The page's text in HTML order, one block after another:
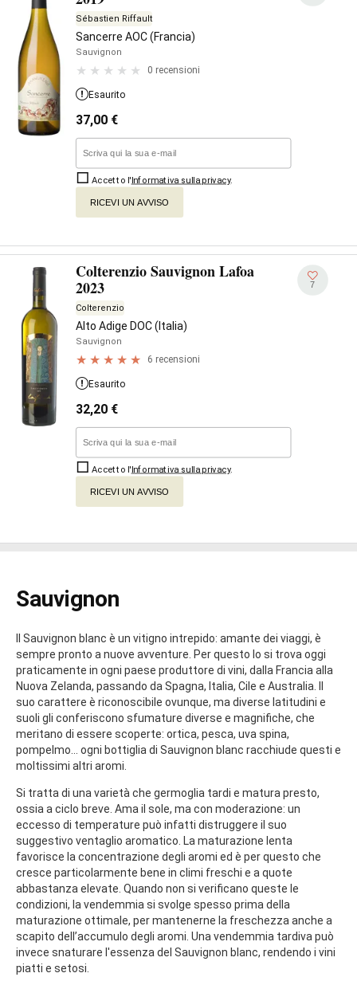
Sébastien Riffault
Sancerre AOC (Francia)
Sauvignon
0 recensioni
Esaurito
37,00 €
Accetto l'Informativa sulla privacy.
RICEVI UN AVVISO
Colterenzio Sauvignon Lafoa
2023
Colterenzio
Alto Adige DOC (Italia)
Sauvignon
6 recensioni
7
Esaurito
32,20 €
Accetto l'Informativa sulla privacy.
RICEVI UN AVVISO
Sauvignon
Il Sauvignon blanc è un vitigno intrepido: amante dei viaggi, è
sempre pronto a nuove avventure. Per questo lo si trova oggi
praticamente in ogni paese produttore di vini, dalla Francia alla
Nuova Zelanda, passando da Spagna, Italia, Cile e Australia. Il
suo carattere è riconoscibile ovunque, ma diverse latitudini e
suoli gli conferiscono sfumature diverse e magnifiche, che
meritano di essere scoperte: ortica, pesca, uva spina,
pompelmo... ogni bottiglia di Sauvignon blanc racchiude questi e
moltissimi altri aromi.
Si tratta di una varietà che germoglia tardi e matura presto,
ossia a ciclo breve. Ama il sole, ma con moderazione: un
eccesso di temperature può infatti distruggere il suo
suggestivo ventaglio aromatico. La maturazione lenta
favorisce la concentrazione degli aromi ed è per questo che
cresce particolarmente bene in climi freschi e a quote
abbastanza elevate. Quando non si verificano queste le
condizioni, la vendemmia si svolge spesso prima della
maturazione ottimale, per mantenerne la freschezza anche a
scapito dell’accumulo degli aromi. Una vendemmia tardiva può
invece snaturare l'essenza del Sauvignon blanc, rendendo i vini
piatti e setosi.